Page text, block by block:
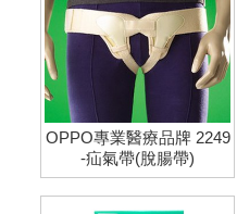
OPPO專業醫療品牌 2249
-疝氣帶(脫腸帶)